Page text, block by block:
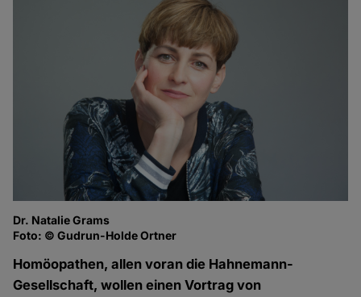
Dr. Natalie Grams
Foto: © Gudrun-Holde Ortner
Homöopathen, allen voran die Hahnemann-
Gesellschaft, wollen einen Vortrag von